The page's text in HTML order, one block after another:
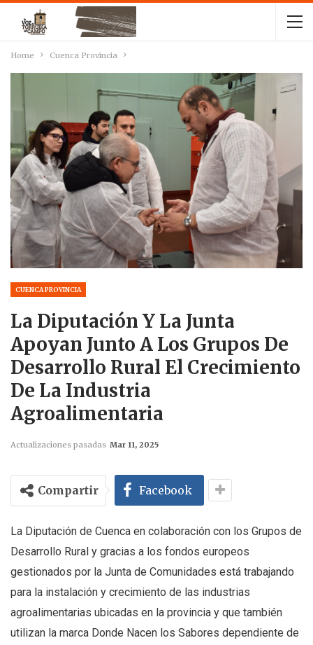
Home Cuenca Provincia
CUENCA PROVINCIA
La Diputación Y La Junta
Apoyan Junto A Los Grupos De
Desarrollo Rural El Crecimiento
De La Industria
Agroalimentaria
Actualizaciones pasadas Mar 11, 2025
Compartir Facebook
La Diputación de Cuenca en colaboración con los Grupos de
Desarrollo Rural y gracias a los fondos europeos
gestionados por la Junta de Comunidades está trabajando
para la instalación y crecimiento de las industrias
agroalimentarias ubicadas en la provincia y que también
utilizan la marca Donde Nacen los Sabores dependiente de